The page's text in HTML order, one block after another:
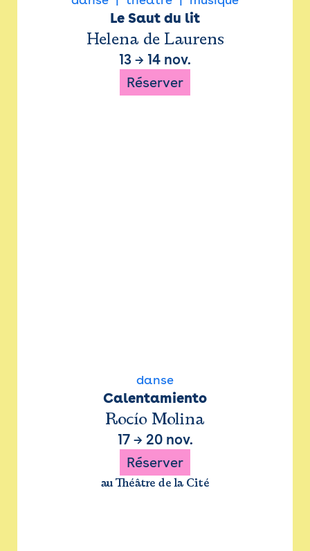
Le Saut du lit
Helena de Laurens
13 → 14 nov.
Réserver
danse
Calentamiento
Rocío Molina
17→ 20 nov.
Réserver
au Théâtre de la Cité